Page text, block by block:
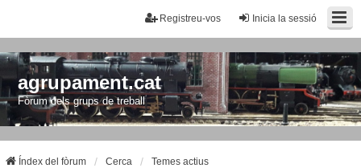
Inicia la sessió
Registreu-vos
agrupament.cat
Fòrum dels grups de treball
Índex del fòrum Cerca Temes actius